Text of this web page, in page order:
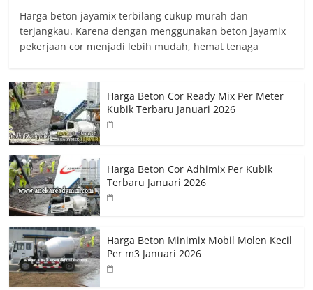
Harga beton jayamix terbilang cukup murah dan
terjangkau. Karena dengan menggunakan beton jayamix
pekerjaan cor menjadi lebih mudah, hemat tenaga
Harga Beton Cor Ready Mix Per Meter
Kubik Terbaru Januari 2026
Harga Beton Cor Adhimix Per Kubik
Terbaru Januari 2026
Harga Beton Minimix Mobil Molen Kecil
Per m3 Januari 2026